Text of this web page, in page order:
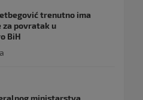
trenutno ima
za povratak u
BiH
ministarstva